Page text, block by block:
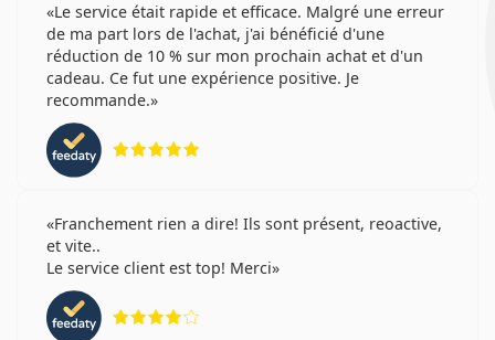
Le service était rapide et efficace. Malgré une erreur
de ma part lors de l'achat, j'ai bénéficié d'une
réduction de 10 % sur mon prochain achat et d'un
cadeau. Ce fut une expérience positive. Je
recommande.
Franchement rien a dire! Ils sont présent, reoactive,
et vite..
Le service client est top! Merci